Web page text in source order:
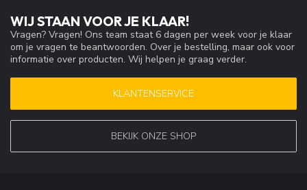
WIJ STAAN VOOR JE KLAAR!
Vragen? Vragen! Ons team staat 6 dagen per week voor je klaar
om je vragen te beantwoorden. Over je bestelling, maar ook voor
informatie over producten. Wij helpen je graag verder.
KLANTENSERVICE
BEKIJK ONZE SHOP